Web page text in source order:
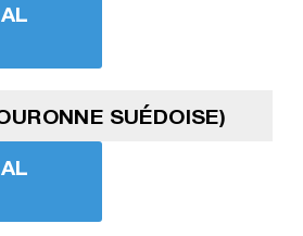
SUÉDOISE)